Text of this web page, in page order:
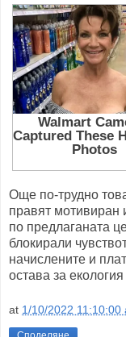
Още по-трудно
правят мотивиран
по предлаганата
блокирали
начислените и
остава за
at 1/10/2022 11:10:00